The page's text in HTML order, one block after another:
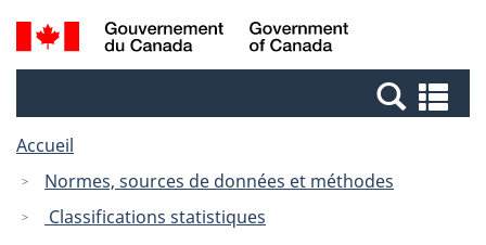
Passer
au
Passer
à
Canada
Recherche
et
et
Accueil
Normes, sources de données et méthodes
Classifications statistiques